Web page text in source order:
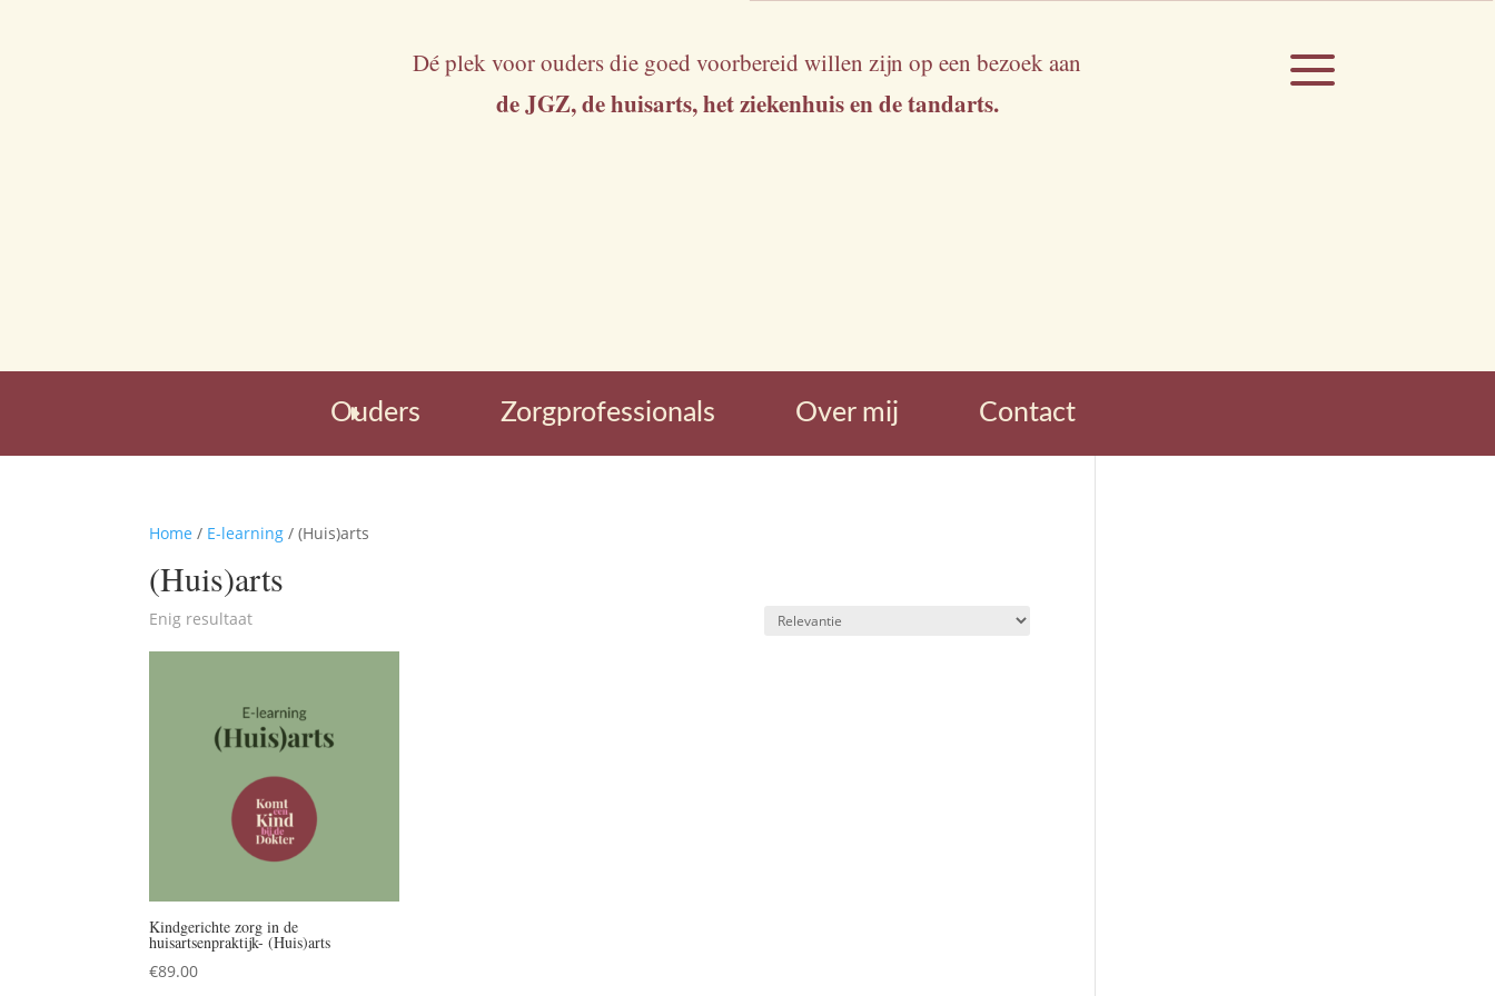
a
Dé plek voor ouders die goed voorbereid willen zijn op een bezoek aan
de JGZ, de huisarts, het ziekenhuis en de tandarts.
Ouders Zorgprofessionals Over mij Contact
Home / E-learning / (Huis)arts
(Huis)arts
Enig resultaat
Kindgerichte zorg in de
huisartsenpraktijk- (Huis)arts
€89.00